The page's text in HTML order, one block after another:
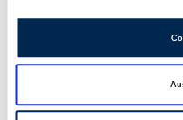
mynordsee